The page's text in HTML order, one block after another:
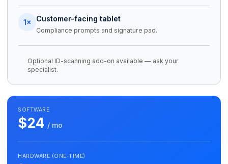
1× Customer-facing tablet
Compliance prompts and signature pad.
Optional ID-scanning add-on available — ask your
specialist.
SOFTWARE
$24 / mo
HARDWARE (ONE-TIME)